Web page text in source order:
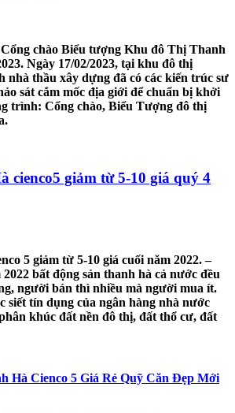
chào Biểu tượng Khu đô Thị Thanh
Ngày 17/02/2023, tại khu đô thị
nhà thầu xây dựng đã có các kiến trúc sư
sát cắm mốc địa giới để chuẩn bị khởi
trình: Cổng chào, Biểu Tượng đô thị
cienco5 giảm từ 5-10 giá quý 4
5 giảm từ 5-10 giá cuối năm 2022. –
bất động sản thanh hà cả nước đều
người bán thì nhiều mà người mua ít.
siết tín dụng của ngân hàng nhà nước
khúc đất nền đô thị, đất thổ cư, đất